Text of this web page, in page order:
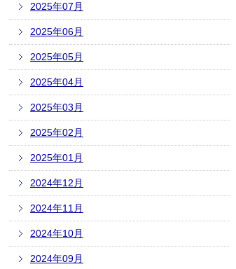
2025年07月
2025年06月
2025年05月
2025年04月
2025年03月
2025年02月
2025年01月
2024年12月
2024年11月
2024年10月
2024年09月